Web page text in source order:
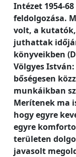
Intézet 1954-
feldolgozása.
volt, a
juthattak
könyveikben
Völgyes
bőségesen
munkáikban
Merítenek ma
hogy egyre
egyre
területen
javasolt